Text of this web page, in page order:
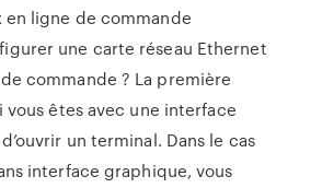
ligne de commande
une carte réseau Ethernet
commande ? La première
vous êtes avec une interface
un terminal. Dans le cas
interface graphique, vous